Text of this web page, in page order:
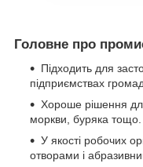
Головне про
Підходить для
підприємствах
Хороше рішення
моркви, буряка тощо.
У якості робочих
отворами і